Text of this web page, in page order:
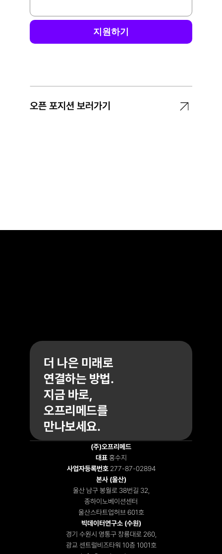
지원하기
오픈 포지션 보러가기
더 나은 미래로
연결하는 방법.
지금 바로,
오프리메드를
만나보세요.
Recruiting | Notices | Contact
(주)오프리메드
대표 홍수지
사업자등록번호 277-87-02894
본사 (울산)
울산 남구 봉월로 38번길 32,
종하이노베이션센터
울산스타트업허브 601호
빅데이터연구소 (수원)
경기 수원시 영통구 창룡대로 260,
광교 센트럴비즈타워 10층 1001호